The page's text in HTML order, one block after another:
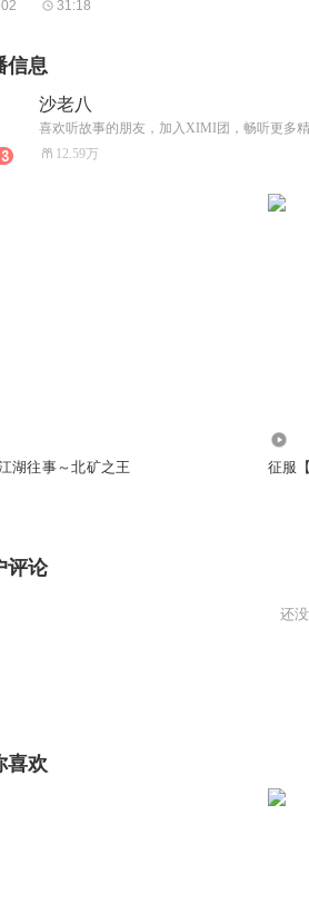
31:18
信息
沙老八
喜欢听故事的朋友，加入XIMI团，畅听更多
12.59万
湖往事～北矿之王 征服
评论
还
喜欢